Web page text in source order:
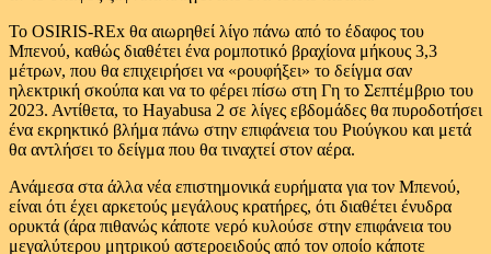
Το OSIRIS-RΕx θα αιωρηθεί λίγο πάνω από το έδαφος του
Μπενού, καθώς διαθέτει ένα ρομποτικό βραχίονα μήκους 3,3
μέτρων, που θα επιχειρήσει να «ρουφήξει» το δείγμα σαν
ηλεκτρική σκούπα και να το φέρει πίσω στη Γη το Σεπτέμβριο του
2023. Αντίθετα, το Hayabusa 2 σε λίγες εβδομάδες θα πυροδοτήσει
ένα εκρηκτικό βλήμα πάνω στην επιφάνεια του Ριούγκου και μετά
θα αντλήσει το δείγμα που θα τιναχτεί στον αέρα.
Ανάμεσα στα άλλα νέα επιστημονικά ευρήματα για τον Μπενού,
είναι ότι έχει αρκετούς μεγάλους κρατήρες, ότι διαθέτει ένυδρα
ορυκτά (άρα πιθανώς κάποτε νερό κυλούσε στην επιφάνεια του
μεγαλύτερου μητρικού αστεροειδούς από τον οποίο κάποτε